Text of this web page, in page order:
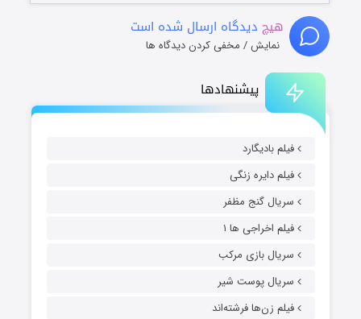
پیشنهادها
فیلم بادیگارد
فیلم دایره زنگی
سریال گنج مظفر
فیلم اخراجی ها ۱
سریال بازی مرکب
سریال پوست شیر
فیلم زن‌ها فرشته‌اند
هیچ دیدگاه ارسال شده است
نمایش / مخفی کردن دیدگاه ها